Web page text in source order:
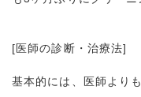
[医師の診断・治療法]
基本的には、医師より